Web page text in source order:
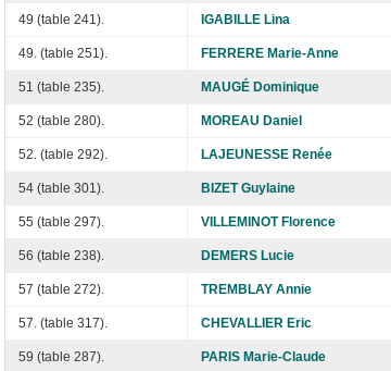
49 (table 241). IGABILLE Lina
49. (table 251). FERRERE Marie-Anne
51 (table 235). MAUGÉ Dominique
52 (table 280). MOREAU Daniel
52. (table 292). LAJEUNESSE Renée
54 (table 301). BIZET Guylaine
55 (table 297). VILLEMINOT Florence
56 (table 238). DEMERS Lucie
57 (table 272). TREMBLAY Annie
57. (table 317). CHEVALLIER Eric
59 (table 287). PARIS Marie-Claude